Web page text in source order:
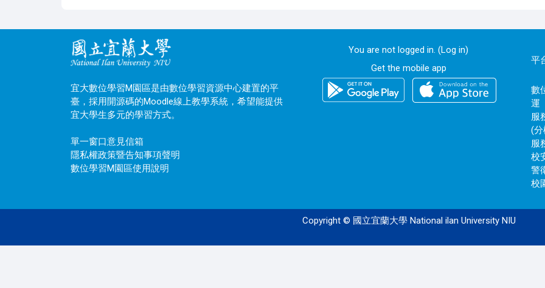
宜大數位學習M園區是由數位學習資源中心建置的平
臺，採用開源碼的Moodle線上教學系統，希望能提供
宜大學生多元的學習方式。
單一窗口意見信箱
隱私權政策暨告知事項聲明
數位學習M園區使用說明
You are not logged in. (Log in)
Get the mobile app
平
數
運
服
(分
服
校
警
校
Copyright © 國立宜蘭大學 National ilan University NIU